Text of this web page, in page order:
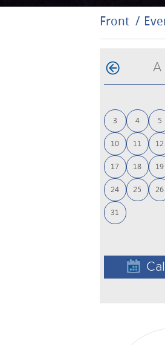
Front
3 4 5
10 11 12
17 18 19
24 25 26
31